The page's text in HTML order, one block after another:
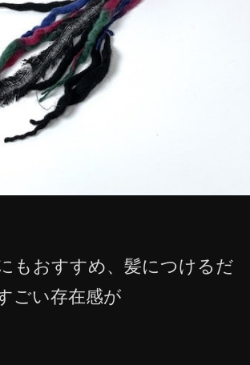
もおすすめ、髪につけるだ
ごい存在感が